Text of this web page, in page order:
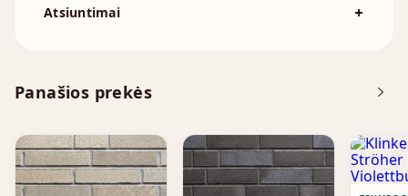
Panašios prekės
Atsiuntimai
Techninė informacija